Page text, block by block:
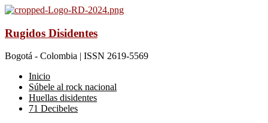
Rugidos Disidentes
Bogotá - Colombia | ISSN 2619-5569
Inicio
Súbele al rock nacional
Huellas disidentes
71 Decibeles